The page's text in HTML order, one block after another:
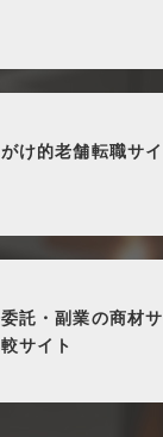
け的老舗転職サイ
託・副業の商材サ
サイト